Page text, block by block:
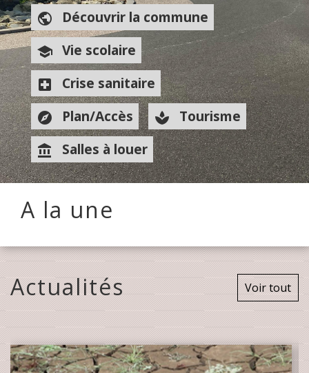
public Découvrir la commune
school Vie scolaire
local_hospital Crise sanitaire
explore Plan/Accès spa Tourisme
account_balance Salles à louer
A la une
Actualités Voir tout